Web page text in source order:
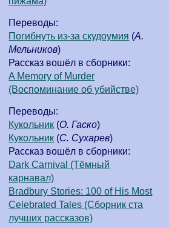
Переводы:
Погибнуть из-за скудоумия (А.
Мельников)
Рассказ вошёл в сборники:
A Memory of Murder
(Воспоминание об убийстве)
Переводы:
Кукольник (О. Гаско)
Кукольник (С. Сухарев)
Рассказ вошёл в сборники:
Dark Carnival (Тёмный
карнавал)
Bradbury Stories: 100 of His Most
Celebrated Tales (Сборник ста
лучших рассказов)